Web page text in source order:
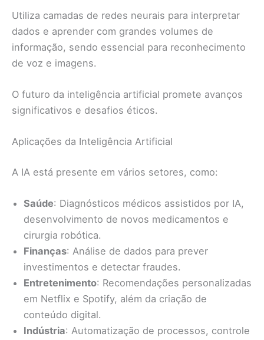
Utiliza camadas de redes neurais para interpretar
dados e aprender com grandes volumes de
informação, sendo essencial para reconhecimento
de voz e imagens.
O futuro da inteligência artificial promete avanços
significativos e desafios éticos.
Aplicações da Inteligência Artificial
A IA está presente em vários setores, como:
Saúde: Diagnósticos médicos assistidos por IA,
desenvolvimento de novos medicamentos e
cirurgia robótica.
Finanças: Análise de dados para prever
investimentos e detectar fraudes.
Entretenimento: Recomendações personalizadas
em Netflix e Spotify, além da criação de
conteúdo digital.
Indústria: Automatização de processos, controle